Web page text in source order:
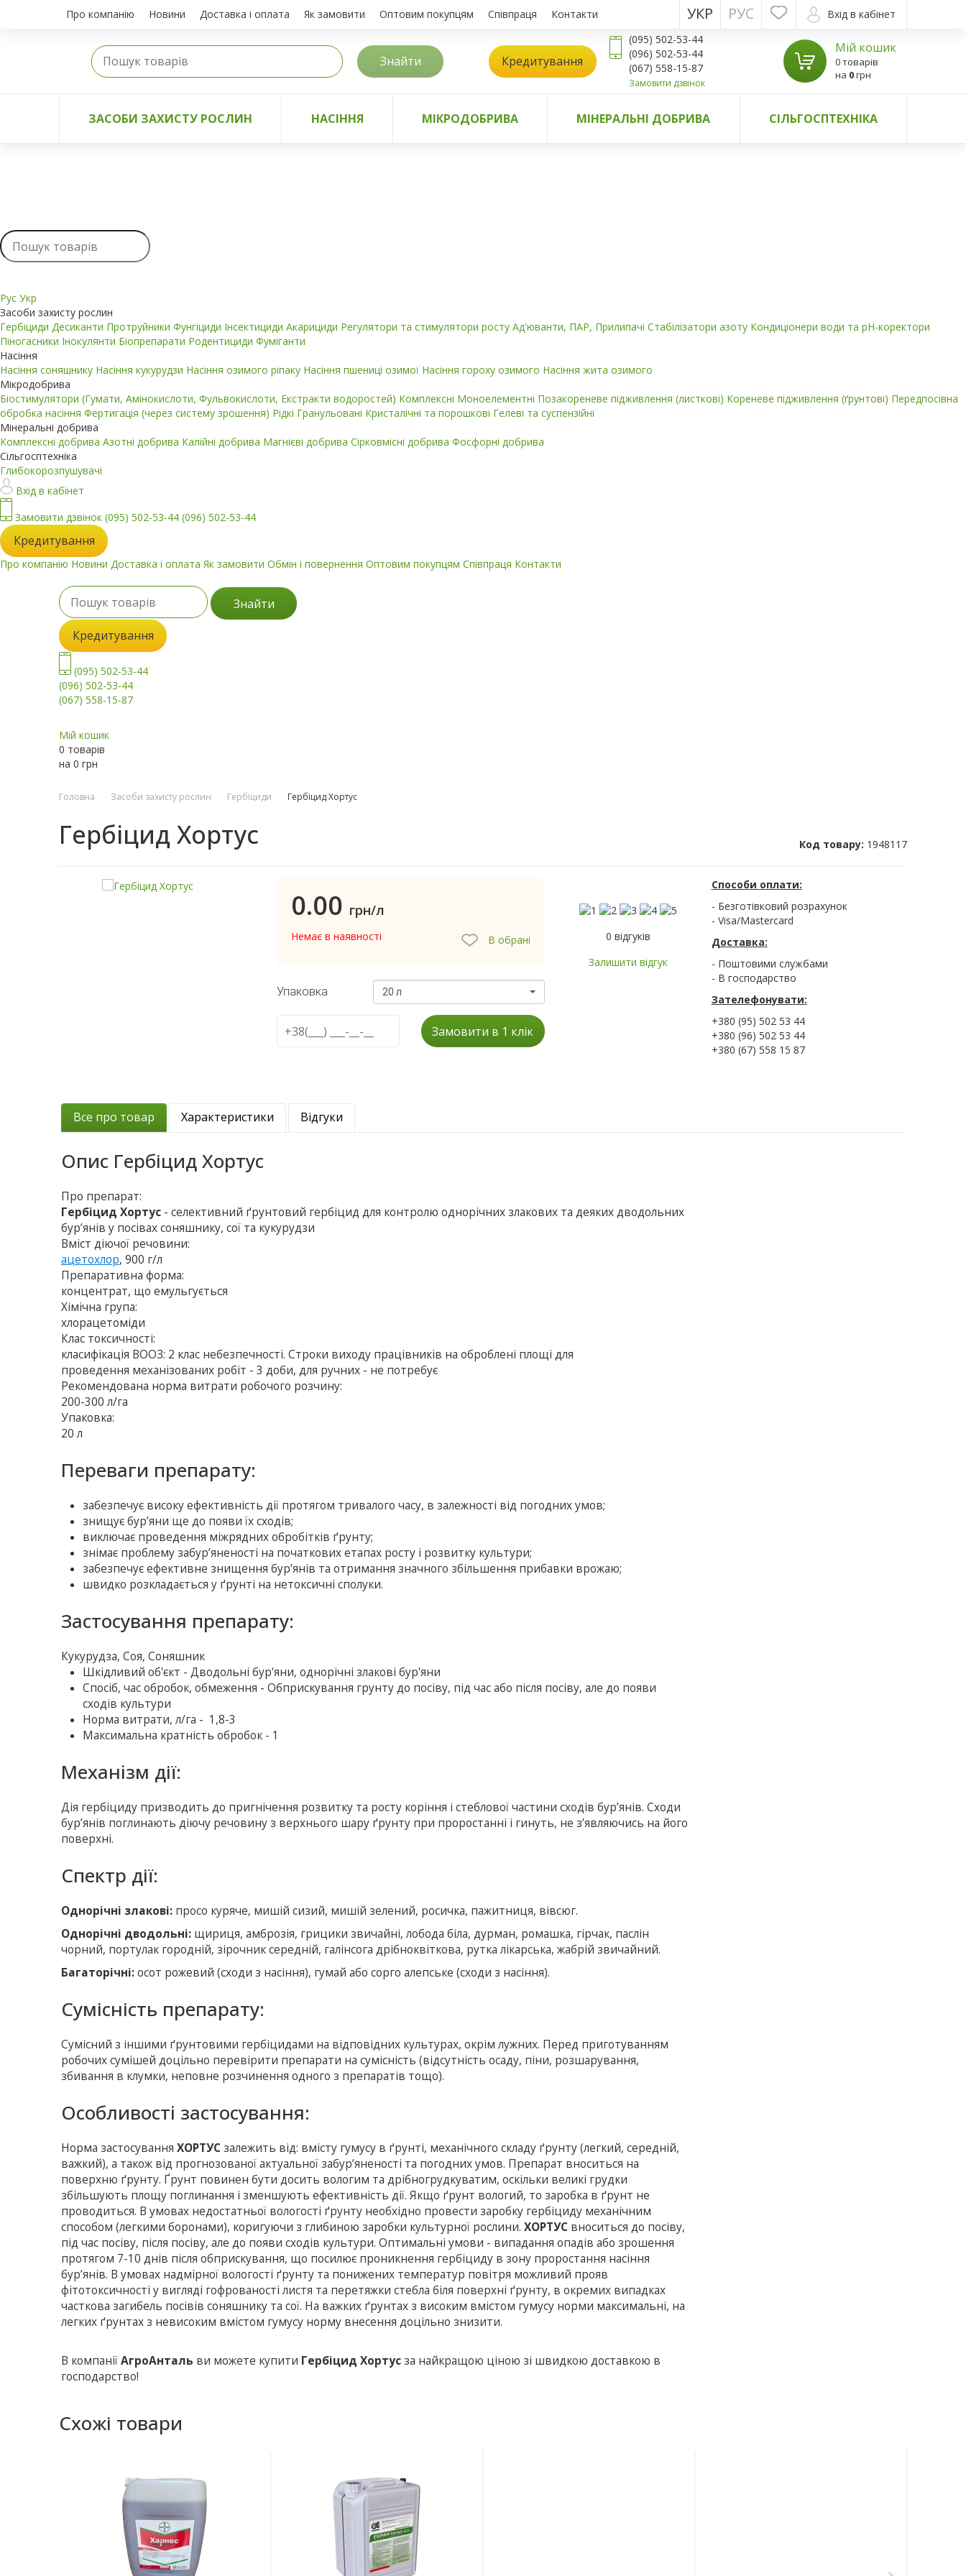
Про компанію Новини Доставка і оплата Як замовити Оптовим покупцям Співпраця Контакти Вхід в кабінет
РУС
УКР
Знайти Кредитування
(095) 502-53-44
(096) 502-53-44
(067) 558-15-87
Замовити дзвінок
Мій кошик
0 товарів
на 0грн
ЗАСОБИ ЗАХИСТУ РОСЛИН НАСІННЯ МІКРОДОБРИВА МІНЕРАЛЬНІ ДОБРИВА СІЛЬГОСПТЕХНІКА
Рус Укр
Засоби захисту рослин
Гербіциди Десиканти Протруйники Фунгіциди Інсектициди Акарициди Регулятори та стимулятори росту Ад'юванти, ПАР, Прилипачі Стабілізатори азоту Кондиціонери води та pH-коректори
Піногасники Інокулянти Біопрепарати Родентициди Фуміганти
Насіння
Насіння соняшнику Насіння кукурудзи Насіння озимого ріпаку Насіння пшениці озимої Насіння гороху озимого Насіння жита озимого
Мікродобрива
Біостимулятори (Гумати, Амінокислоти, Фульвокислоти, Екстракти водоростей) Комплексні Моноелементні Позакореневе підживлення (листкові) Кореневе підживлення (ґрунтові) Передпосівна
обробка насіння Фертигація (через систему зрошення) Рідкі Гранульовані Кристалічні та порошкові Гелеві та суспензійні
Мінеральні добрива
Комплексні добрива Азотні добрива Калійні добрива Магнієві добрива Сірковмісні добрива Фосфорні добрива
Сільгосптехніка
Глибокорозпушувачі
Вхід в кабінет
Замовити дзвінок (095) 502-53-44 (096) 502-53-44
Кредитування
Про компанію Новини Доставка і оплата Як замовити Обмін і повернення Оптовим покупцям Співпраця Контакти
Знайти
Кредитування
(095) 502-53-44
(096) 502-53-44
(067) 558-15-87
Мій кошик
0 товарів
на 0 грн
Головна Засоби захисту рослин Гербіциди Гербіцид Хортус
Гербіцид Хортус Код товару: 1948117
0.00 грн/л
Немає в наявності В обрані
Упаковка 20 л
0 відгуків
Залишити відгук
Замовити в 1 клік
Способи оплати:
- Безготівковий розрахунок
- Visa/Mastercard
Доставка:
- Поштовими службами
- В господарство
Зателефонувати:
+380 (95) 502 53 44
+380 (96) 502 53 44
+380 (67) 558 15 87
Все про товар Характеристики Відгуки
Опис Гербіцид Хортус
Про препарат:
Гербіцид Хортус - селективний ґрунтовий гербіцид для контролю однорічних злакових та деяких дводольних
бур’янів у посівах соняшнику, сої та кукурудзи
Вміст діючої речовини:
ацетохлор, 900 г/л
Препаративна форма:
концентрат, що емульгується
Хімічна група:
хлорацетоміди
Клас токсичності:
класифікація ВООЗ: 2 клас небезпечності. Строки виходу працівників на оброблені площі для
проведення механізованих робіт - 3 доби, для ручних - не потребує
Рекомендована норма витрати робочого розчину:
200-300 л/га
Упаковка:
20 л
Переваги препарату:
забезпечує високу ефективність дії протягом тривалого часу, в залежності від погодних умов;
знищує бур’яни ще до появи їх сходів;
виключає проведення міжрядних обробітків ґрунту;
знімає проблему забур’яненості на початкових етапах росту і розвитку культури;
забезпечує ефективне знищення бур’янів та отримання значного збільшення прибавки врожаю;
швидко розкладається у ґрунті на нетоксичні сполуки.
Застосування препарату:
Кукурудза, Соя, Соняшник
Шкiдливий об'єкт - Дводольні бур'яни, однорічні злакові бур'яни
Спосіб, час обробок, обмеження - Обприскування грунту до посіву, під час або після посіву, але до появи
сходів культури
Норма витрати, л/га - 1,8-3
Максимальна кратність обробок - 1
Механiзм дії:
Дія гербіциду призводить до пригнічення розвитку та росту коріння і стеблової частини сходів бур’янів. Сходи
бур’янів поглинають діючу речовину з верхнього шару ґрунту при проростанні і гинуть, не з’являючись на його
поверхні.
Спектр дії:
Однорічні злакові: просо куряче, мишій сизий, мишій зелений, росичка, пажитниця, вівсюг.
Однорічні дводольні: щириця, амброзія, грицики звичайні, лобода біла, дурман, ромашка, гірчак, паслін
чорний, портулак городній, зірочник середній, галінсога дрібноквіткова, рутка лікарська, жабрій звичайний.
Багаторічні:осот рожевий (сходи з насіння), гумай або сорго алепське (сходи з насіння).
Сумісність препарату:
Сумісний з іншими ґрунтовими гербіцидами на відповідних культурах, окрім лужних. Перед приготуванням
робочих сумішей доцільно перевірити препарати на сумісність (відсутність осаду, піни, розшарування,
збивання в клумки, неповне розчинення одного з препаратів тощо).
Особливостi застосування:
Норма застосуванняХОРТУСзалежить від: вмісту гумусу в ґрунті, механічного складу ґрунту (легкий, середній,
важкий), а також від прогнозованої актуальної забур’яненості та погодних умов. Препарат вноситься на
поверхню ґрунту. Ґрунт повинен бути досить вологим та дрібногрудкуватим, оскільки великі грудки
збільшують площу поглинання і зменшують ефективність дії. Якщо ґрунт вологий, то заробка в ґрунт не
проводиться. В умовах недостатньої вологості ґрунту необхідно провести заробку гербіциду механічним
способом (легкими боронами), коригуючи з глибиною заробки культурної рослини.ХОРТУС вноситься до посіву,
під час посіву, після посіву, але до появи сходів культури. Оптимальні умови - випадання опадів або зрошення
протягом 7-10 днів після обприскування, що посилює проникнення гербіциду в зону проростання насіння
бур’янів. В умовах надмірної вологості ґрунту та понижених температур повітря можливий прояв
фітотоксичності у вигляді гофрованості листя та перетяжки стебла біля поверхні ґрунту, в окремих випадках
часткова загибель посівів соняшнику та сої. На важких ґрунтах з високим вмістом гумусу норми максимальні, на
легких ґрунтах з невисоким вмістом гумусу норму внесення доцільно знизити.
В компаніїАгроАнталь ви можете купити Гербіцид Хортусза найкращою ціною зі швидкою доставкою в
господарство!
Схожі товари